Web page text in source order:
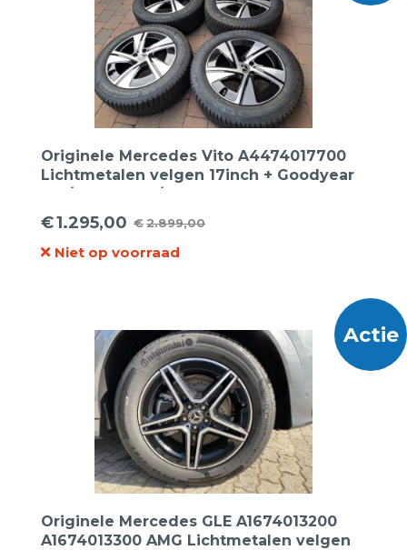
Originele Mercedes Vito A4474017700
Lichtmetalen velgen 17inch + Goodyear
225/55R17C 109/107H Vector4Season
Cargo Bedrijfswagenbanden.
€2.899,00
Oorspronkelijke
prijs
€1.295,00
Huidige
prijs
Niet op voorraad
Actie
Originele Mercedes GLE A1674013200
A1674013300 AMG Lichtmetalen velgen